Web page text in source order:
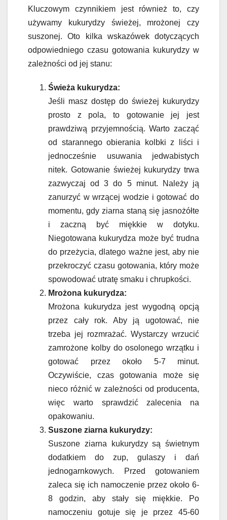
Kluczowym czynnikiem jest również to, czy
używamy kukurydzy świeżej, mrożonej czy
suszonej. Oto kilka wskazówek dotyczących
odpowiedniego czasu gotowania kukurydzy w
zależności od jej stanu:
Świeża kukurydza:
Jeśli masz dostęp do świeżej kukurydzy
prosto z pola, to gotowanie jej jest
prawdziwą przyjemnością. Warto zacząć
od starannego obierania kolbki z liści i
jednocześnie usuwania jedwabistych
nitek. Gotowanie świeżej kukurydzy trwa
zazwyczaj od 3 do 5 minut. Należy ją
zanurzyć w wrzącej wodzie i gotować do
momentu, gdy ziarna staną się jasnożółte
i zaczną być miękkie w dotyku.
Niegotowana kukurydza może być trudna
do przeżycia, dlatego ważne jest, aby nie
przekroczyć czasu gotowania, który może
spowodować utratę smaku i chrupkości.
Mrożona kukurydza:
Mrożona kukurydza jest wygodną opcją
przez cały rok. Aby ją ugotować, nie
trzeba jej rozmrażać. Wystarczy wrzucić
zamrożone kolby do osolonego wrzątku i
gotować przez około 5-7 minut.
Oczywiście, czas gotowania może się
nieco różnić w zależności od producenta,
więc warto sprawdzić zalecenia na
opakowaniu.
Suszone ziarna kukurydzy:
Suszone ziarna kukurydzy są świetnym
dodatkiem do zup, gulaszy i dań
jednogarnkowych. Przed gotowaniem
zaleca się ich namoczenie przez około 6-
8 godzin, aby stały się miękkie. Po
namoczeniu gotuje się je przez 45-60